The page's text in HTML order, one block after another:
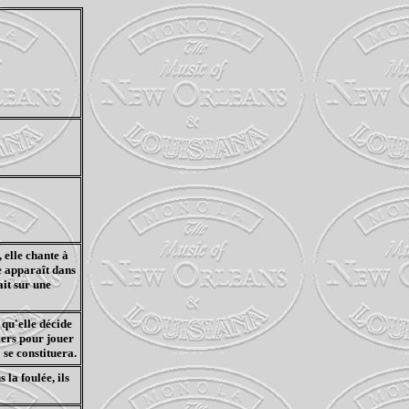
elle chante à
apparaît dans
sur une
décide
pour jouer
constituera.
la foulée, ils